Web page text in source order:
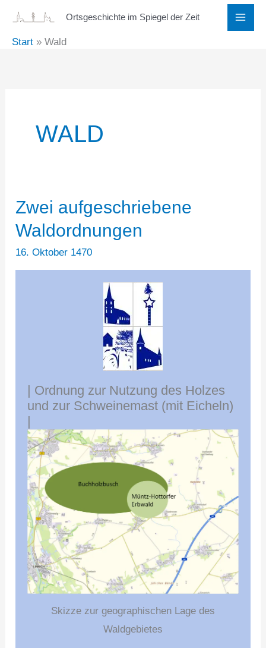
springen
Ortsgeschichte im Spiegel der Zeit
Start Wald
WALD
Zwei aufgeschriebene
Waldordnungen
16. Oktober 1470
| Ordnung zur Nutzung des Holzes
und zur Schweinemast (mit Eicheln)
|
Skizze zur geographischen Lage des
Waldgebietes